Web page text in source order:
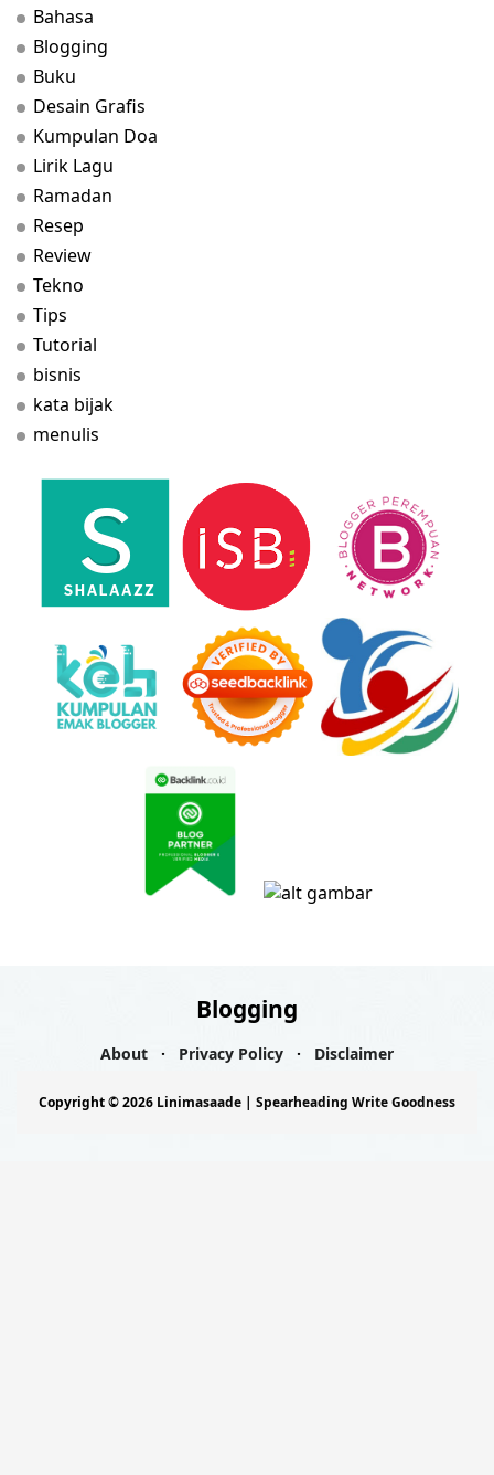
Bahasa
Blogging
Buku
Desain Grafis
Kumpulan Doa
Lirik Lagu
Ramadan
Resep
Review
Tekno
Tips
Tutorial
bisnis
kata bijak
menulis
Blogging
About Privacy Policy Disclaimer
Copyright ©2026 Linimasaade | Spearheading Write Goodness